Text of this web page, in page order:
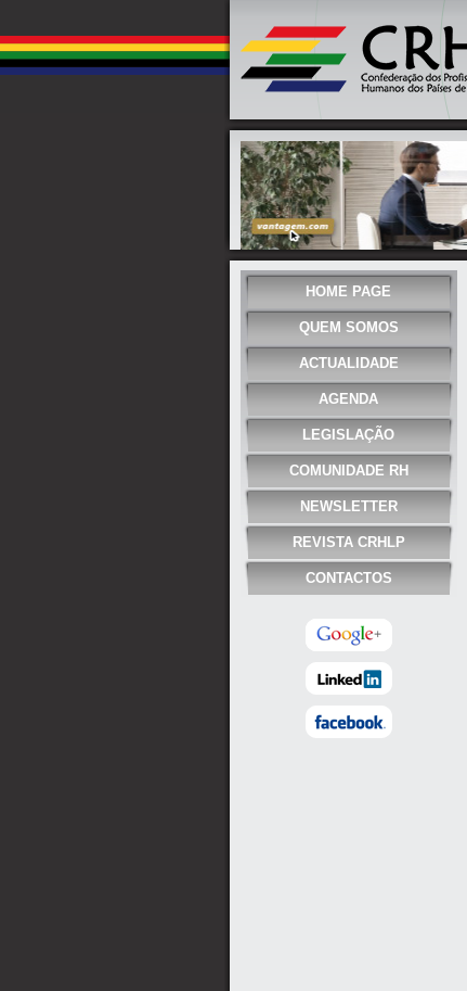
HOME PAGE
QUEM SOMOS
ACTUALIDADE
AGENDA
LEGISLAÇÃO
COMUNIDADE RH
NEWSLETTER
REVISTA CRHLP
CONTACTOS